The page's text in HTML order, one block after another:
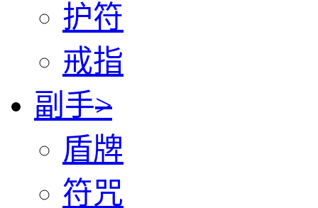
护符
戒指
副手>
盾牌
符咒